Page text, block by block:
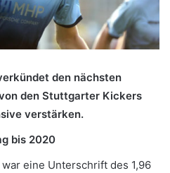
den nächsten
den Stuttgarter Kickers
verstärken.
bis 2020
eine Unterschrift des 1,96